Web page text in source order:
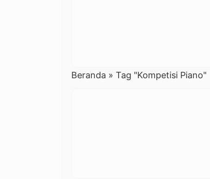
Beranda » Tag "Kompetisi Piano"